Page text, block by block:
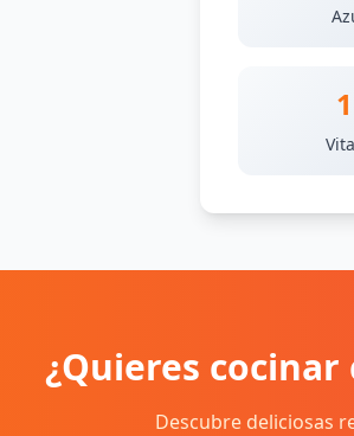
¿Quieres
Descubre deliciosas